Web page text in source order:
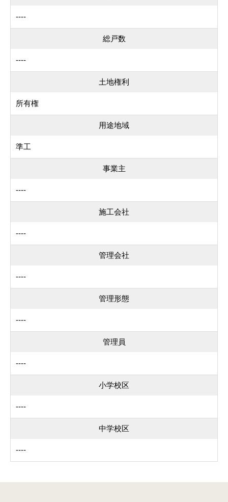
----
総戸数
----
土地権利
所有権
用途地域
準工
事業主
----
施工会社
----
管理会社
----
管理形態
----
管理員
----
小学校区
----
中学校区
----